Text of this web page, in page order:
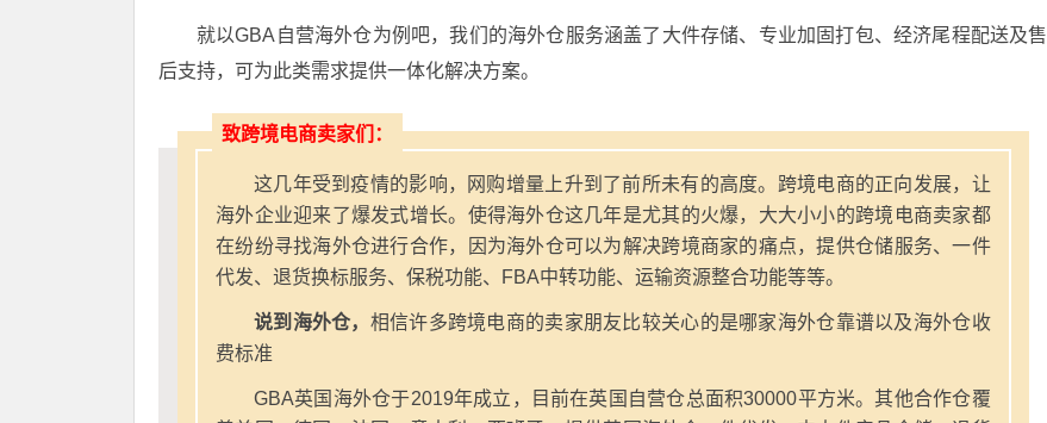
就以GBA自营海外仓为例吧，我们的海外仓服务涵盖了大件存储、专业加固打包、经济尾程配送及售
后支持，可为此类需求提供一体化解决方案。
致跨境电商卖家们：
这几年受到疫情的影响，网购增量上升到了前所未有的高度。跨境电商的正向发展，让
海外企业迎来了爆发式增长。使得海外仓这几年是尤其的火爆，大大小小的跨境电商卖家都
在纷纷寻找海外仓进行合作，因为海外仓可以为解决跨境商家的痛点，提供仓储服务、一件
代发、退货换标服务、保税功能、FBA中转功能、运输资源整合功能等等。
说到海外仓， 相信许多跨境电商的卖家朋友比较关心的是哪家海外仓靠谱以及海外仓收
费标准
GBA英国海外仓于2019年成立，目前在英国自营仓总面积30000平方米。其他合作仓覆